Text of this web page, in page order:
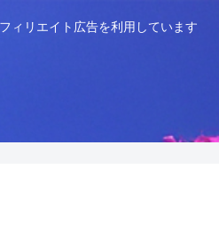
ィリエイト広告を利用しています